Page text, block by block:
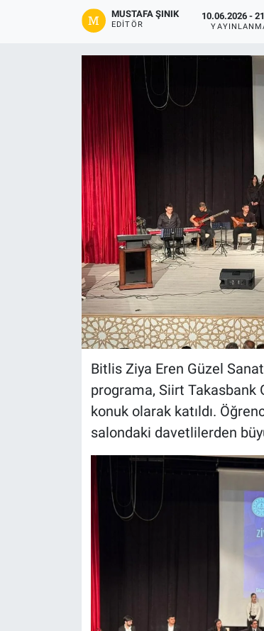
MUSTAFA ŞINIK
EDITÖR
10.06.2026 -
Bitlis Ziya Eren Güzel
programa, Siirt Takasbank
konuk olarak katıldı.
salondaki davetlilerden
Gündem
Resmi İlanlar